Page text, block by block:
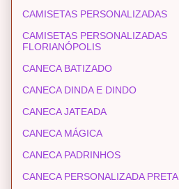
CAMISETAS PERSONALIZADAS
CAMISETAS PERSONALIZADAS
FLORIANÓPOLIS
CANECA BATIZADO
CANECA DINDA E DINDO
CANECA JATEADA
CANECA MÁGICA
CANECA PADRINHOS
CANECA PERSONALIZADA PRETA